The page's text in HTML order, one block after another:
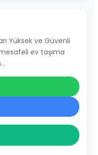
Yüksek ve Güvenli
ev taşıma